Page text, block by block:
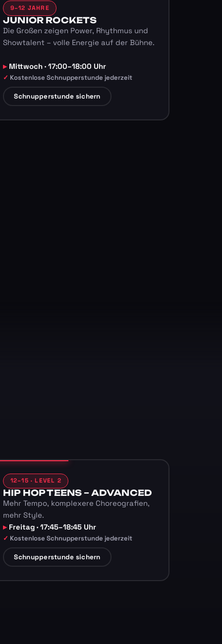
9–12 JAHRE
JUNIOR ROCKETS
Die Großen zeigen Power, Rhythmus und
Showtalent – volle Energie auf der Bühne.
Mittwoch · 17:00–18:00 Uhr
Kostenlose Schnupperstunde jederzeit
Schnupperstunde sichern
12–15 · LEVEL 2
HIP HOP TEENS – ADVANCED
Mehr Tempo, komplexere Choreografien,
mehr Style.
Freitag · 17:45–18:45 Uhr
Kostenlose Schnupperstunde jederzeit
Schnupperstunde sichern